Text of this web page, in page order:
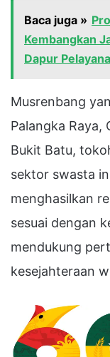
Baca juga »
Kembangkan
Dapur
Musrenbang
Palangka Raya,
Bukit Batu,
sektor swasta
menghasilkan
sesuai dengan
mendukung
kesejahteraan